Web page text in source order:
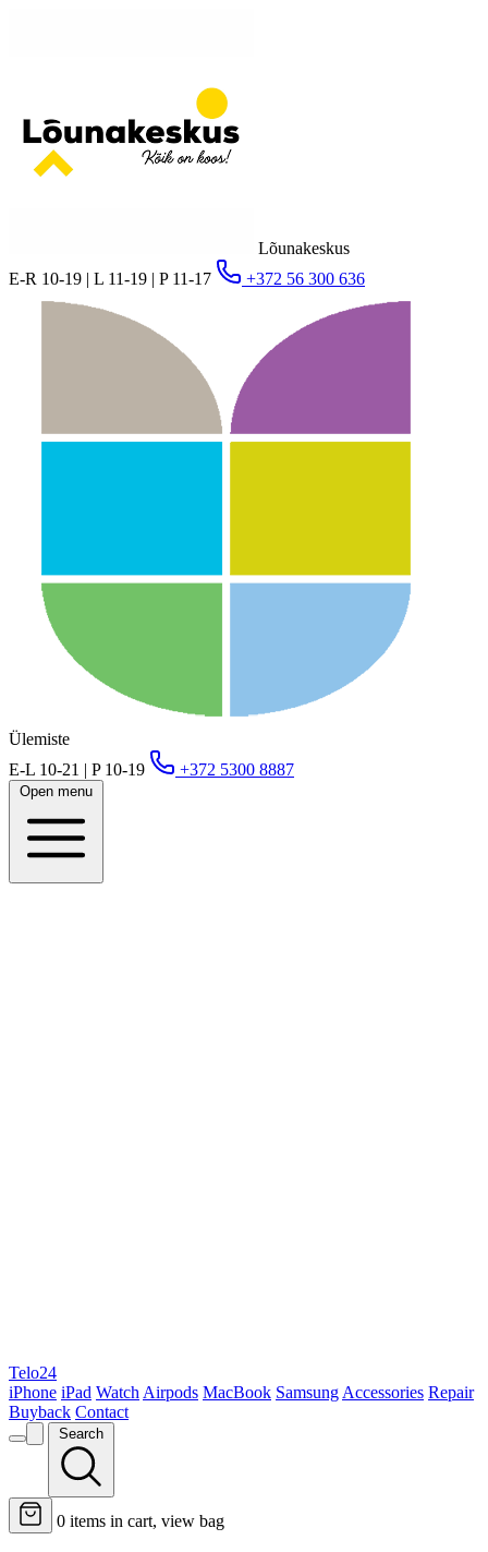
Lõunakeskus
E-R 10-19 | L 11-19 | P 11-17
+372 56 300 636
Ülemiste
E-L 10-21 | P 10-19
+372 5300 8887
Open menu
Telo24
iPhone iPad Watch Airpods MacBook Samsung Accessories Repair
Buyback Contact
Search
0 items in cart, view bag